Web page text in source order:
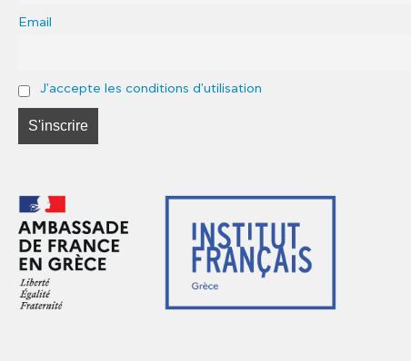
Email
J'accepte les conditions d'utilisation